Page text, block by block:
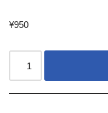
¥950